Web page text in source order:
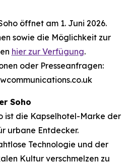
öffnet am 1. Juni 2026.
sowie die Möglichkeit zur
hier zur Verfügung.
oder Presseanfragen:
Soho
ist die Kapselhotel-Marke der
urbane Entdecker.
Technologie und der
Kultur verschmelzen zu